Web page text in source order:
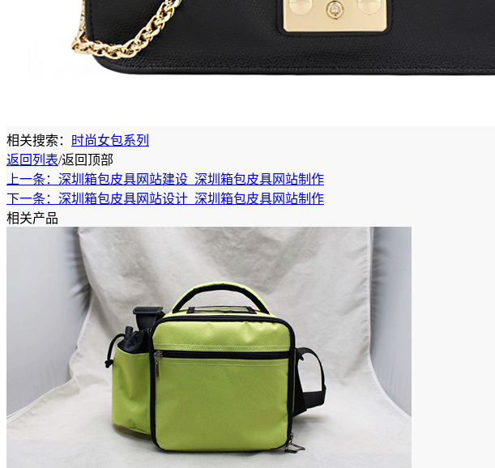
相关搜索：
时尚女包系列
返回列表/返回顶部
上一条：深圳箱包皮具网站建设_深圳箱包皮具网站制作
下一条：深圳箱包皮具网站设计_深圳箱包皮具网站制作
相关产品